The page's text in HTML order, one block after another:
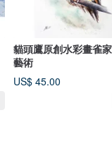
貓頭鷹原創水彩畫雀
藝術
US$ 45.00